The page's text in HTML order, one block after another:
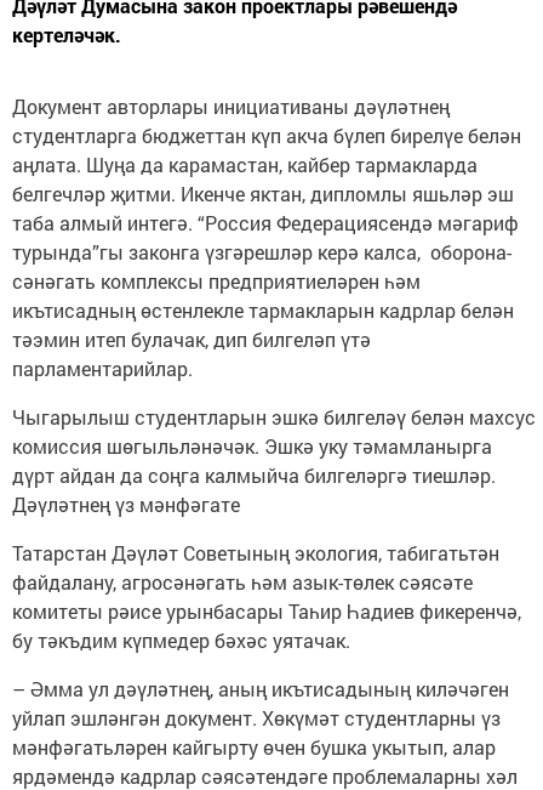
кертеләчәк.
Документ авторлары инициативаны дәүләтнең
студентларга бюджеттан күп акча бүлеп бирелүе белән
аңлата. Шуңа да карамастан, кайбер тармакларда
белгечләр җитми. Икенче яктан, дипломлы яшьләр эш
таба алмый интегә. “Россия Федерациясендә мәгариф
турында”гы законга үзгәрешләр керә калса, оборона-
сәнәгать комплексы предприятиеләрен һәм
икътисадның өстенлекле тармакларын кадрлар белән
тәэмин итеп булачак, дип билгеләп үтә
парламентарийлар.
Чыгарылыш студентларын эшкә билгеләү белән махсус
комиссия шөгыльләнәчәк. Эшкә уку тәмамланырга
дүрт айдан да соңга калмыйча билгеләргә тиешләр.
Дәүләтнең үз мәнфәгате
Татарстан Дәүләт Советының экология, табигатьтән
файдалану, агросәнәгать һәм азык-төлек сәясәте
комитеты рәисе урынбасары Таһир Һадиев фикеренчә,
бу тәкъдим күпмедер бәхәс уятачак.
– Әмма ул дәүләтнең, аның икътисадының киләчәген
уйлап эшләнгән документ. Хөкүмәт студентларны үз
мәнфәгатьләрен кайгырту өчен бушка укытып, алар
ярдәмендә кадрлар сәясәтендәге проблемаларны хәл